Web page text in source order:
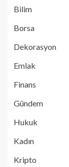
Bilim
Borsa
Dekorasyon
Emlak
Finans
Gündem
Hukuk
Kadın
Kripto